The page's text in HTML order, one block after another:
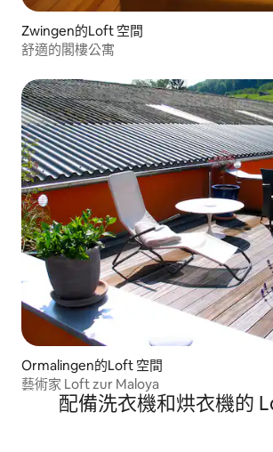
Zwingen的Loft 空間
舒適的閣樓公寓
Ormalingen的Loft 空間
藝術家 Loft zur Maloya
配備洗衣機和烘衣機的